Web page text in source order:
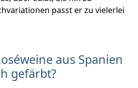
passt er zu vielerlei
aus Spanien
gefärbt?